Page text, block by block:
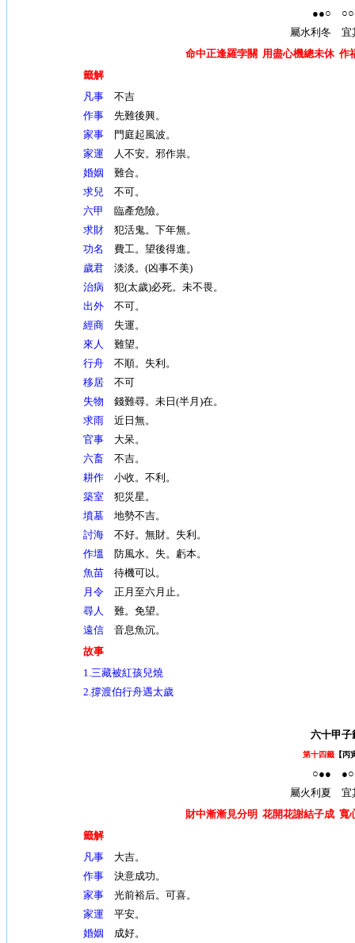
●●○
屬水利冬 宜
命中正逢羅孛關 用盡心機總未休 作
籤解
凡事不吉
作事先難後興。
家事門庭起風波。
家運 人不安。邪作祟。
婚姻 難合。
求兒不可。
六甲 臨產危險。
求財 犯活鬼。下年無。
功名 費工。望後得進。
歲君淡淡。(凶事不美)
治病 犯(太歲)必死。未不畏。
出外不可。
經商失運。
來人 難望。
行舟不順。失利。
移居 不可
失物 錢難尋。未日(半月)在。
求雨近日無。
官事大呆。
六畜不吉。
耕作小收。不利。
築室犯災星。
墳墓地勢不吉。
討海不好。無財。失利。
作塭 防風水。失。虧本。
魚苗待機可以。
月令 正月至六月止。
尋人 難。免望。
遠信音息魚沉。
故事
1.三藏被紅孩兒燒
2.撐渡伯行舟遇太歲
六十甲子
第十四籤【丙
○●●
屬火利夏 宜
財中漸漸見分明 花開花謝結子成 寬
籤解
凡事大吉。
作事決意成功。
家事光前裕后。可喜。
家運 平安。
婚姻 成好。